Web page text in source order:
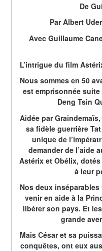
De
Par Albert
Avec Guillaume
L’intrigue du film
Nous sommes en 50
est emprisonnée
Deng Tsin
Aidée par
sa fidèle guerrière
unique de
demander de l’aide
Astérix et Obélix,
à leur
Nos deux
venir en aide à la
libérer son pays. Et
grande
Mais César et sa
conquêtes, ont eux